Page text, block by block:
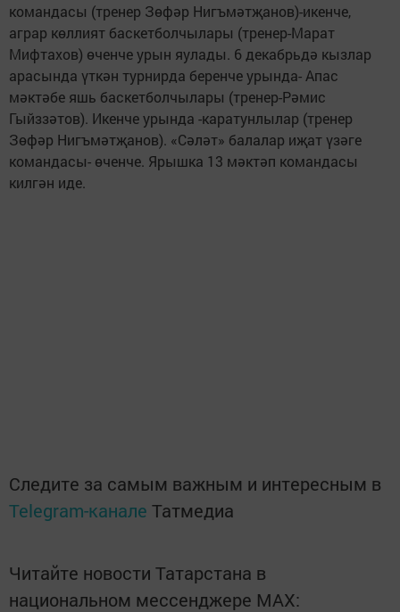
командасы (тренер Зөфәр Нигъмәтҗанов)-икенче,
аграр көллият баскетболчылары (тренер-Марат
Мифтахов) өченче урын яулады. 6 декабрьдә кызлар
арасында үткән турнирда беренче урында- Апас
мәктәбе яшь баскетболчылары (тренер-Рәмис
Гыйззәтов). Икенче урында -каратунлылар (тренер
Зөфәр Нигъмәтҗанов). «Сәләт» балалар иҗат үзәге
командасы- өченче. Ярышка 13 мәктәп командасы
килгән иде.
Следите за самым важным и интересным в
Telegram-канале Татмедиа
Читайте новости Татарстана в
национальном мессенджере MАХ: